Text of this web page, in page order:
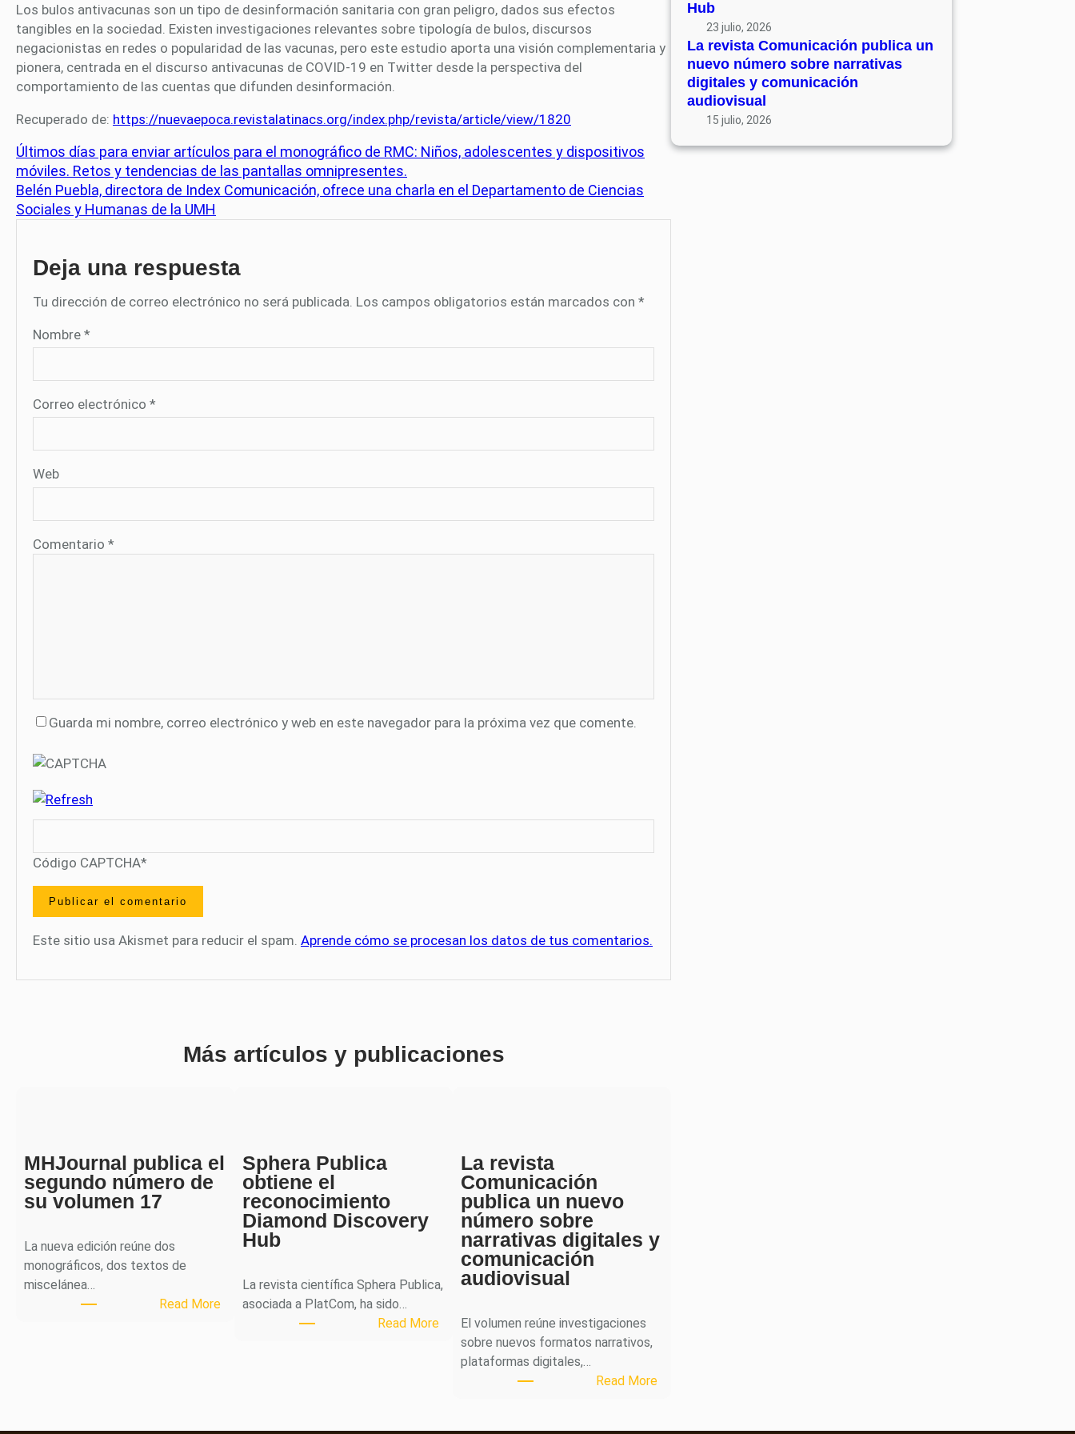
Los bulos antivacunas son un tipo de desinformación sanitaria con gran peligro, dados sus efectos
tangibles en la sociedad. Existen investigaciones relevantes sobre tipología de bulos, discursos
negacionistas en redes o popularidad de las vacunas, pero este estudio aporta una visión complementaria y
pionera, centrada en el discurso antivacunas de COVID-19 en Twitter desde la perspectiva del
comportamiento de las cuentas que difunden desinformación.
Recuperado de: https://nuevaepoca.revistalatinacs.org/index.php/revista/article/view/1820
Últimos días para enviar artículos para el monográfico de RMC: Niños, adolescentes y dispositivos
móviles. Retos y tendencias de las pantallas omnipresentes.
Belén Puebla, directora de Index Comunicación, ofrece una charla en el Departamento de Ciencias
Sociales y Humanas de la UMH
Deja una respuesta
Tu dirección de correo electrónico no será publicada. Los campos obligatorios están marcados con *
Nombre *
Correo electrónico *
Web
Comentario *
Guarda mi nombre, correo electrónico y web en este navegador para la próxima vez que comente.
Código CAPTCHA*
Este sitio usa Akismet para reducir el spam. Aprende cómo se procesan los datos de tus comentarios.
Más artículos y publicaciones
MHJournal publica el
segundo número de
su volumen 17
La nueva edición reúne dos
monográficos, dos textos de
miscelánea…
Read More:
Sphera Publica
obtiene el
reconocimiento
Diamond Discovery
Hub
La revista científica Sphera Publica,
asociada a PlatCom, ha sido…
Read More:
La revista
Comunicación
publica un nuevo
número sobre
narrativas digitales y
comunicación
audiovisual
El volumen reúne investigaciones
sobre nuevos formatos narrativos,
plataformas digitales,…
Read More:
Hub
23 julio, 2026
La revista Comunicación publica un
nuevo número sobre narrativas
digitales y comunicación
audiovisual
15 julio, 2026